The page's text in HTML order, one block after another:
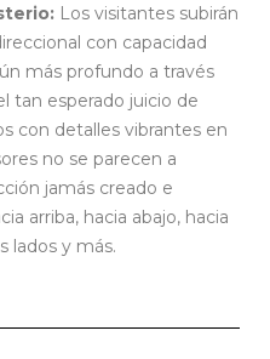
Los visitantes subirán
con capacidad
más profundo a través
tan esperado juicio de
con detalles vibrantes en
no se parecen a
jamás creado e
arriba, hacia abajo, hacia
lados y más.